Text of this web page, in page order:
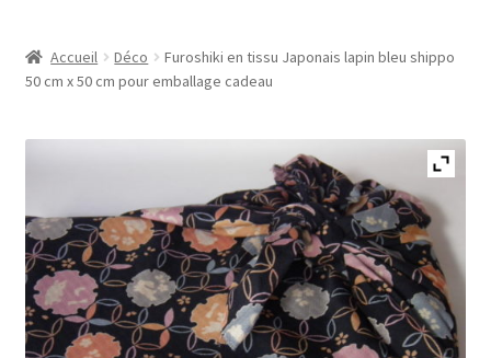
Contact
Ma liste de souhaits
Mon compte
Panier
Accueil Déco
Furoshiki en tissu Japonais lapin bleu shippo
50 cm x 50 cm pour emballage cadeau